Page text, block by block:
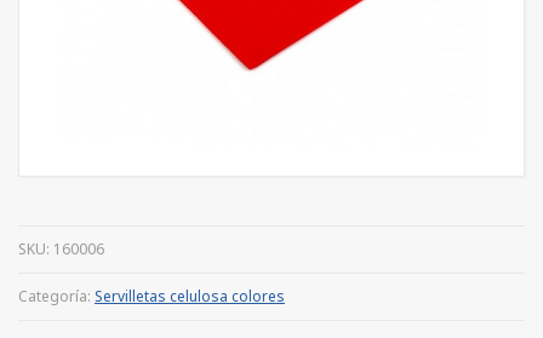
SKU: 160006
Categoría: Servilletas celulosa colores